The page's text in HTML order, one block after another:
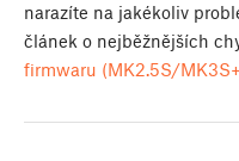
narazíte na jakékoliv
článek o nejběžnějších
firmwaru (MK2.5S/